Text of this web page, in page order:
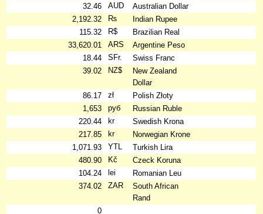
32.46
AUD
Australian Dollar
2,192.32
₨
Indian Rupee
115.32
R$
Brazilian Real
33,620.01
ARS
Argentine Peso
18.44
SFr.
Swiss Franc
39.02
NZ$
New Zealand
Dollar
86.17
zł
Polish Złoty
1,653
руб
Russian Ruble
220.44
kr
Swedish Krona
217.85
kr
Norwegian Krone
1,071.93
YTL
Turkish Lira
480.90
Kč
Czeck Koruna
104.24
lei
Romanian Leu
374.02
ZAR
South African
Rand
0